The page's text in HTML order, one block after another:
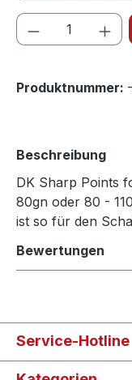
Produkt
Produktnummer:
Beschreibung
DK Sharp Points
80gn oder 80 -
ist so für den
Bewertungen
Service-Hotline